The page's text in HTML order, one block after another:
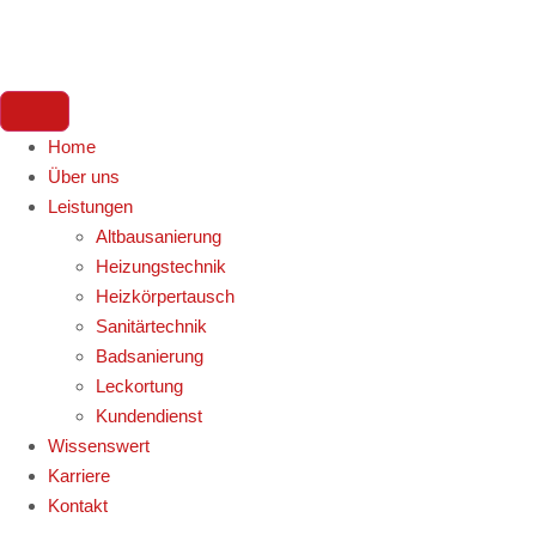
Home
Über uns
Leistungen
Altbausanierung
Heizungstechnik
Heizkörpertausch
Sanitärtechnik
Badsanierung
Leckortung
Kundendienst
Wissenswert
Karriere
Kontakt